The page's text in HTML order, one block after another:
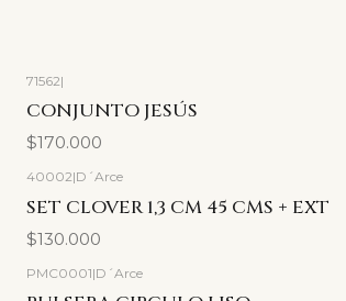
71562|
CONJUNTO JESÚS
$170.000
40002|D´Arce
SET CLOVER 1,3 CM 45 CMS + EXT
$130.000
-18%
PMC0001|D´Arce